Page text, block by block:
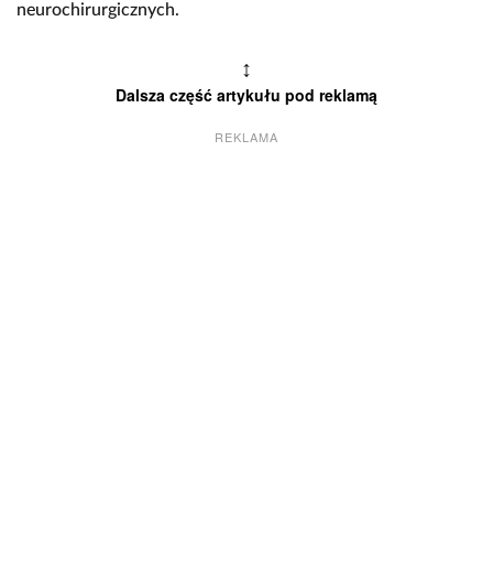
neurochirurgicznych.
↕
Dalsza część artykułu pod reklamą
REKLAMA